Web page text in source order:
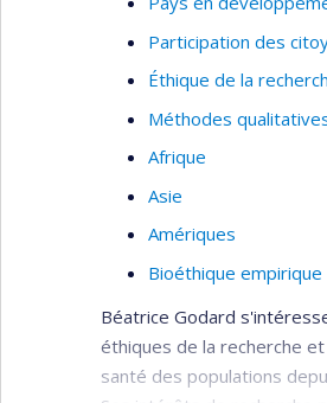
Organisations sans
Participation des
Éthique de la
Méthodes
Afrique
Asie
Amériques
Bioéthique empirique
Béatrice Godard
éthiques de la recherche
santé des populations